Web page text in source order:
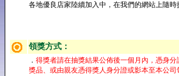
各地優良店家陸續加入中，在我們的網站上隨時
領獎方式：
． 得獎者請在抽獎結果公佈後一個月內，憑身
獎品、或由親友憑得獎人身分證或影本至本公司